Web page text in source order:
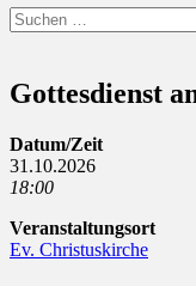
Suchen
Suchen
nach:
Gottesdienst
Datum/Zeit
31.10.2026
18:00
Veranstaltungsort
Ev. Christuskirche